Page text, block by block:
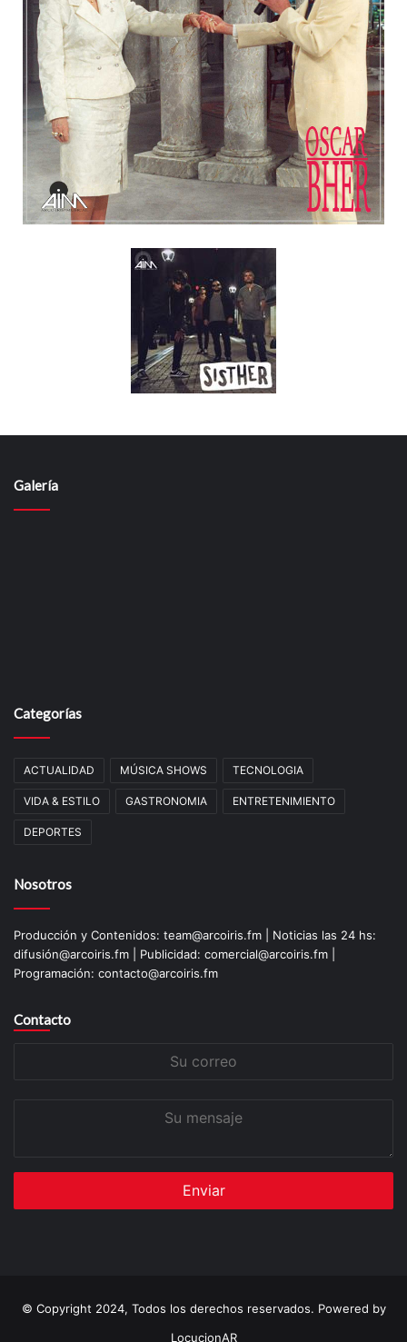
Galería
Categorías
ACTUALIDAD MÚSICA SHOWS TECNOLOGIA
VIDA & ESTILO GASTRONOMIA ENTRETENIMIENTO
DEPORTES
Nosotros
Producción y Contenidos: team@arcoiris.fm | Noticias las 24 hs:
difusión@arcoiris.fm | Publicidad: comercial@arcoiris.fm |
Programación: contacto@arcoiris.fm
Contacto
© Copyright 2024, Todos los derechos reservados. Powered by
LocucionAR